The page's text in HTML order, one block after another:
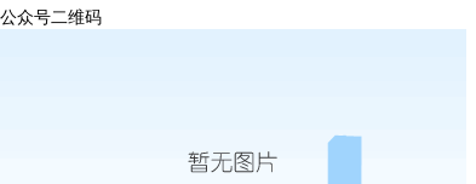
公众号二维码